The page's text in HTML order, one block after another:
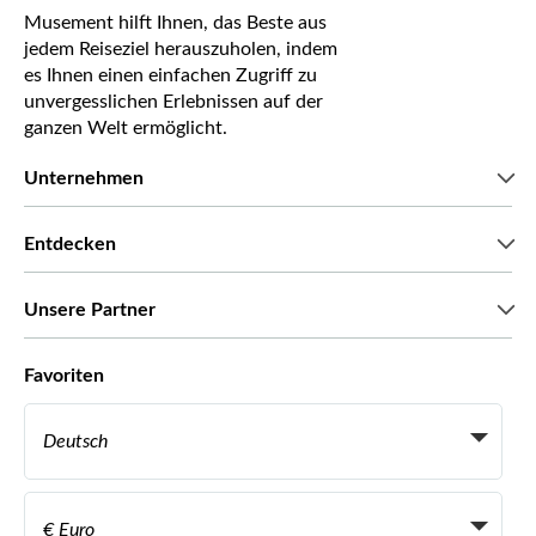
Musement hilft Ihnen, das Beste aus
jedem Reiseziel herauszuholen, indem
es Ihnen einen einfachen Zugriff zu
unvergesslichen Erlebnissen auf der
ganzen Welt ermöglicht.
Unternehmen
Entdecken
Unsere Partner
Werden Sie Anbieter
Become a Distribution Partner
Favoriten
Deutsch
Italiano
€ Euro